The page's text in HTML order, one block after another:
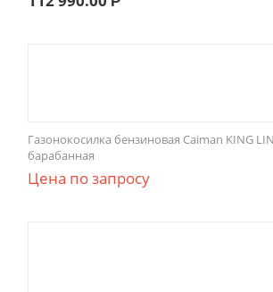
Газонокосилка бензиновая Caiman KING
барабанная
Цена по запросу